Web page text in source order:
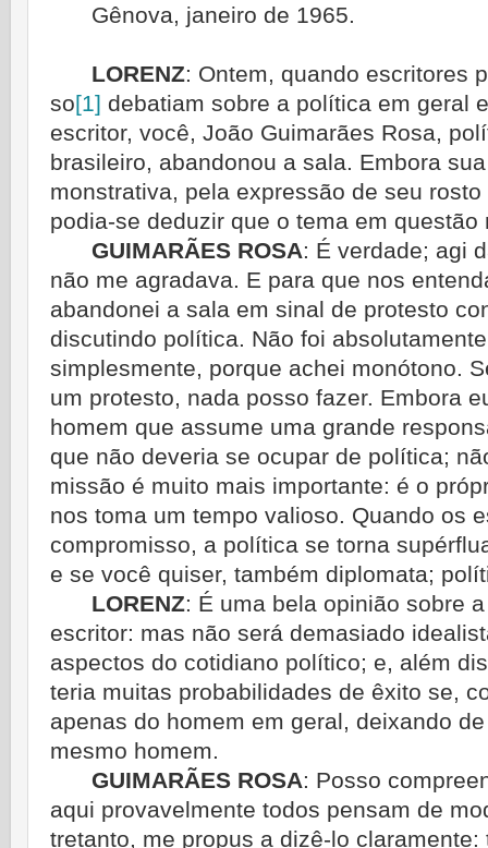
Gênova, janeiro de 1965.
LORENZ: Ontem, quando escritores
so[1] debatiam sobre a política em geral
escritor, você, João Guimarães Rosa,
brasileiro, abandonou a sala. Embora
monstrativa, pela expressão de seu
podia-se deduzir que o tema em
GUIMARÃES ROSA: É verdade; agi
não me agradava. E para que nos
abandonei a sala em sinal de protesto
discutindo política. Não foi
simplesmente, porque achei monótono.
um protesto, nada posso fazer. Embora
homem que assume uma grande
que não deveria se ocupar de política;
missão é muito mais importante: é o
nos toma um tempo valioso. Quando os
compromisso, a política se torna
e se você quiser, também di­plomata;
LORENZ: É uma bela opinião sobre
escritor: mas não será demasiado
aspectos do cotidiano político; e, além
teria muitas probabilidades de êxito se,
apenas do homem em geral, deixando
mesmo homem.
GUIMARÃES ROSA: Posso
aqui provavelmente todos pensam de
tretanto, me propus a dizê-lo